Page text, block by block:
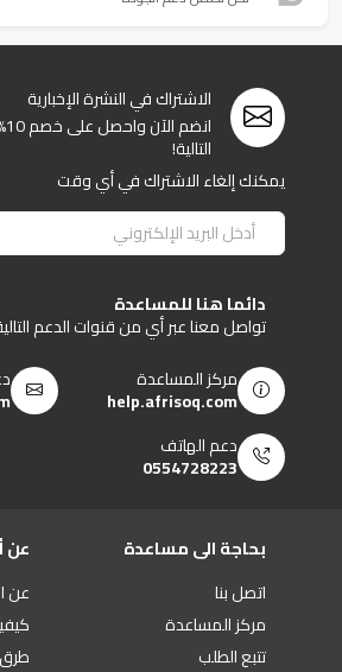
الاشتراك في النشرة الإخبارية
التالية!
يمكنك إلغاء الاشتراك في أي وقت
دائما هنا للمساعدة
تواصل معنا عبر أي من قنوات الدعم
مركز المساعدة
help.afrisoq.com
دعم الهاتف
0554728223
بحاجة الى مساعدة
اتصل بنا
مركز المساعدة
تتبع الطلب
عن
عن